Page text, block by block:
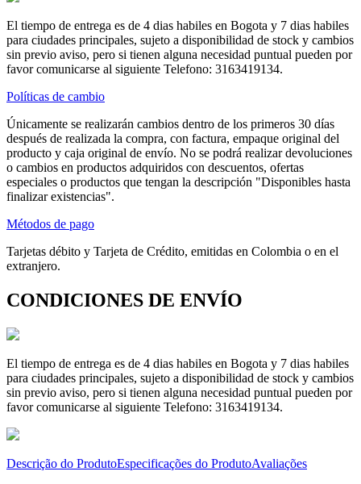
El tiempo de entrega es de 4 dias habiles en Bogota y 7 dias habiles
para ciudades principales, sujeto a disponibilidad de stock y cambios
sin previo aviso, pero si tienen alguna necesidad puntual pueden por
favor comunicarse al siguiente Telefono: 3163419134.
Políticas de cambio
Únicamente se realizarán cambios dentro de los primeros 30 días
después de realizada la compra, con factura, empaque original del
producto y caja original de envío. No se podrá realizar devoluciones
o cambios en productos adquiridos con descuentos, ofertas
especiales o productos que tengan la descripción "Disponibles hasta
finalizar existencias".
Métodos de pago
Tarjetas débito y Tarjeta de Crédito, emitidas en Colombia o en el
extranjero.
CONDICIONES DE ENVÍO
El tiempo de entrega es de 4 dias habiles en Bogota y 7 dias habiles
para ciudades principales, sujeto a disponibilidad de stock y cambios
sin previo aviso, pero si tienen alguna necesidad puntual pueden por
favor comunicarse al siguiente Telefono: 3163419134.
Descrição do ProdutoEspecificações do ProdutoAvaliações